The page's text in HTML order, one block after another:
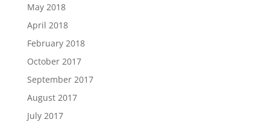
May 2018
April 2018
February 2018
October 2017
September 2017
August 2017
July 2017